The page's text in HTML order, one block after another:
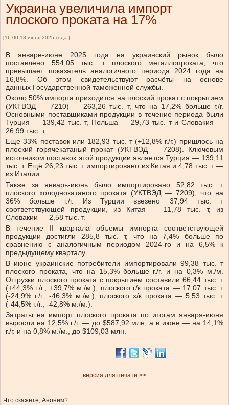
Украина увеличила импорт
плоского проката на 17%
[16:00 18 июля 2025 года ]
В январе-июне 2025 года на украинский рынок было
поставлено 554,05 тыс. т плоского металлопроката, что
превышает показатель аналогичного периода 2024 года на
16,8%. Об этом свидетельствуют расчёты на основе
данных Государственной таможенной службы.
Около 50% импорта приходится на плоский прокат с покрытием
(УКТВЭД — 7210) — 263,26 тыс. т, что на 17,2% больше г./г.
Основными поставщиками продукции в течение периода были
Турция — 139,42 тыс. т, Польша — 29,73 тыс. т и Словакия —
26,99 тыс. т.
Еще 33% поставок или 182,93 тыс. т (+12,8% г./г.) пришлось на
плоский горячекатаный прокат (УКТВЭД — 7208). Ключевым
источником поставок этой продукции является Турция — 139,11
тыс. т. Ещё 26,23 тыс. т импортировано из Китая и 4,78 тыс. т —
из Италии.
Также за январь-июнь было импортировано 52,82 тыс. т
плоского холоднокатаного проката (УКТВЭД — 7209), что на
36% больше г./г. Из Турции ввезено 37,94 тыс. т
соответствующей продукции, из Китая — 11,78 тыс. т, из
Словакии — 2,58 тыс. т.
В течение II квартала объемы импорта соответствующей
продукции достигли 285,8 тыс. т, что на 7,4% больше по
сравнению с аналогичным периодом 2024-го и на 6,5% к
предыдущему кварталу.
В июне украинские потребители импортировали 99,38 тыс. т
плоского проката, что на 15,3% больше г./г. и на 0,3% м./м.
Отгрузки плоского проката с покрытием составили 66,44 тыс. т
(+44,3% г./г.; +39,7% м./м.), плоского г/к проката — 17,07 тыс. т
(-24,9% г./г.; -46,3% м./м.), плоского х/к проката — 5,53 тыс. т
(-44,5% г./г.; -42,8% м./м.).
Затраты на импорт плоского проката по итогам января-июня
выросли на 12,5% г./г. — до $587,92 млн, а в июне — на 14,1%
г./г. и на 0,8% м./м., до $109,03 млн.
версия для печати >>
Что скажете, Аноним?